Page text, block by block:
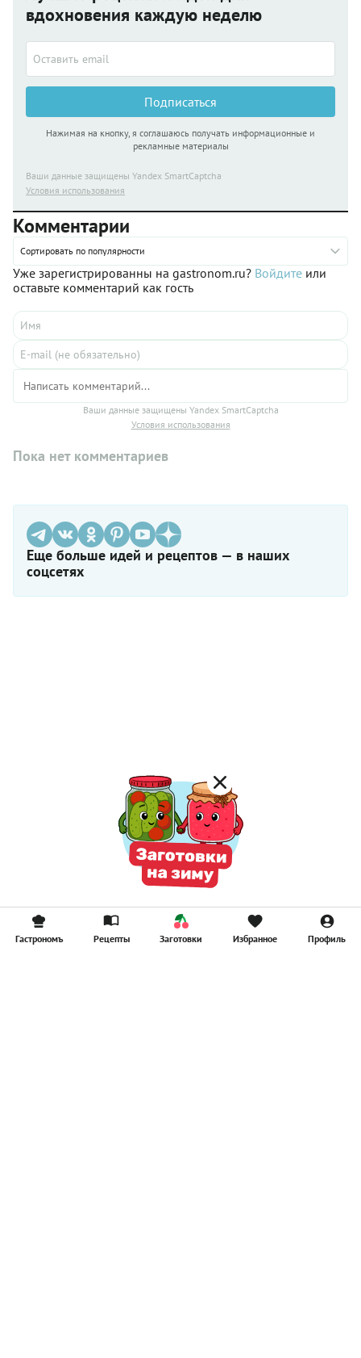
вдохновения каждую неделю
Подписаться
Нажимая на кнопку, я соглашаюсь получать информационные и
рекламные материалы
Ваши данные защищены Yandex SmartCaptcha
Условия использования
Комментарии
Сортировать по популярности
Уже зарегистрированны на gastronom.ru? Войдите или
оставьте комментарий как гость
Ваши данные защищены Yandex SmartCaptcha
Условия использования
Пока нет комментариев
Еще больше идей и рецептов — в наших
соцсетях
Гастрономъ Рецепты Заготовки Избранное Профиль